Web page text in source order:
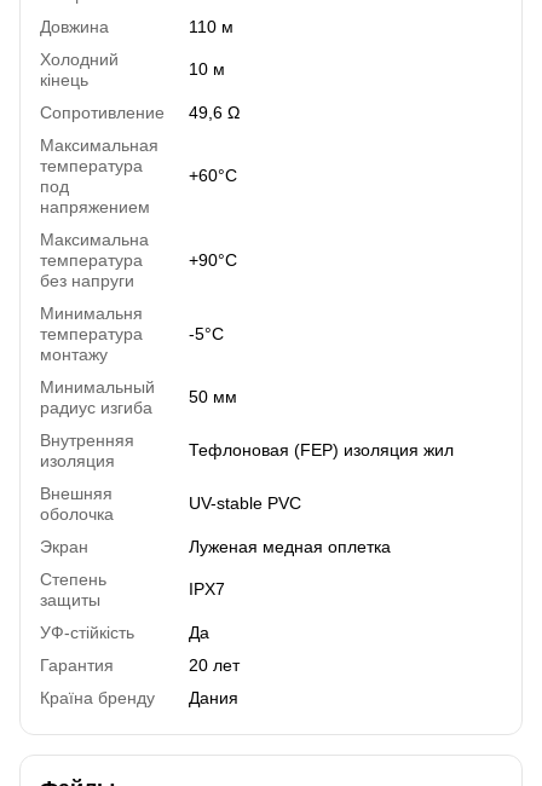
Довжина
110 м
Холодний
кінець
10 м
Сопротивление
49,6 Ω
Максимальная
температура
под
напряжением
+60°C
Максимальна
температура
без напруги
+90°C
Минимальня
температура
монтажу
-5°C
Минимальный
радиус изгиба
50 мм
Внутренняя
изоляция
Тефлоновая (FEP) изоляция жил
Внешняя
оболочка
UV-stable PVC
Экран
Луженая медная оплетка
Степень
защиты
IPX7
УФ-стійкість
Да
Гарантия
20 лет
Країна бренду
Дания